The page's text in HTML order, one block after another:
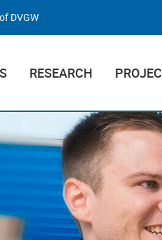
RESEARCH
DVGW